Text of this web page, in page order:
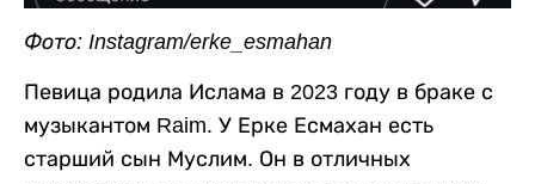
Фото: Instagram/erke_esmahan
Певица родила Ислама в 2023 году в браке с
музыкантом Raim. У Ерке Есмахан есть
старший сын Муслим. Он в отличных